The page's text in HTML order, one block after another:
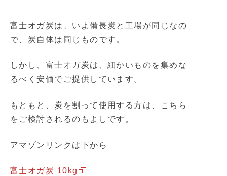
富士オガ炭は、いよ備長炭と工場が同じなの
で、炭自体は同じものです。
しかし、富士オガ炭は、細かいものを集めな
るべく安価でご提供しています。
もともと、炭を割って使用する方は、こちら
をご検討されるのもよしです。
アマゾンリンクは下から
富士オガ炭 10kg